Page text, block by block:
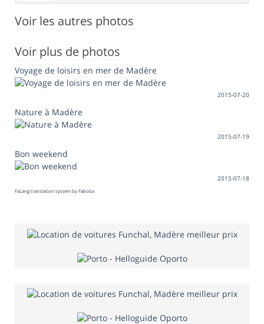
Voir les autres photos
Voir plus de photos
Voyage de loisirs en mer de Madère
2015-07-20
Nature à Madère
2015-07-19
Bon weekend
2015-07-18
FaLang translation system by Faboba